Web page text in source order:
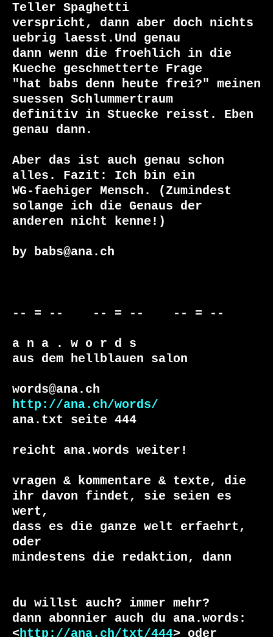
Teller Spaghetti
verspricht, dann aber doch nichts
uebrig laesst.Und genau
dann wenn die froehlich in die
Kueche geschmetterte Frage
"hat babs denn heute frei?" meinen
suessen Schlummertraum
definitiv in Stuecke reisst. Eben
genau dann.
Aber das ist auch genau schon
alles. Fazit: Ich bin ein
WG-faehiger Mensch. (Zumindest
solange ich die Genaus der
anderen nicht kenne!)
by babs@ana.ch
-- = --    -- = --    -- = --
a n a . w o r d s
aus dem hellblauen salon
http://ana.ch/words/
ana.txt seite 444
reicht ana.words weiter!
vragen & kommentare & texte, die
ihr davon findet, sie seien es
wert,
dass es die ganze welt erfaehrt,
oder
du willst auch? immer mehr?
dann abonnier auch du ana.words:
< http://ana.ch/txt/444